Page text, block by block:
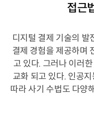
접근
디지털 결제 기술의 발
결제 경험을 제공하며
고 있다. 그러나 이러
교화 되고 있다. 인공
따라 사기 수법도 다양